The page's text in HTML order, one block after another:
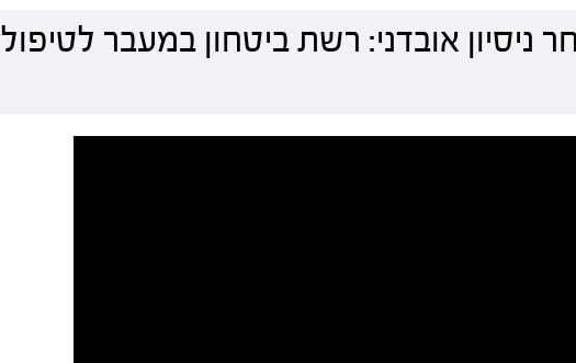
ניסיון אובדני: רשת ביטחון במעבר לטיפול